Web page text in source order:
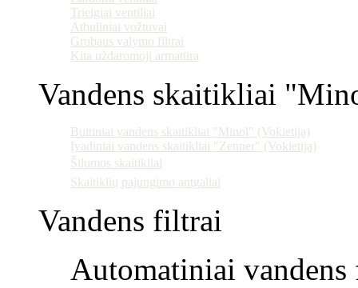
Trieigiai ventiliai
Atbuliniai vožtuvai
Grubaus valymo filtrai
Kita uždaromoji armatūra
Vandens skaitikliai
Buitiniai vandens skaitikliai "Minol" (Vokietija)
Įvadiniai vandens skaitikliai "Zenner" (Vokietija)
Šilumos skaitikliai
Skaitiklių pajungimo antgaliai
Vandens filtrai
Automatiniai